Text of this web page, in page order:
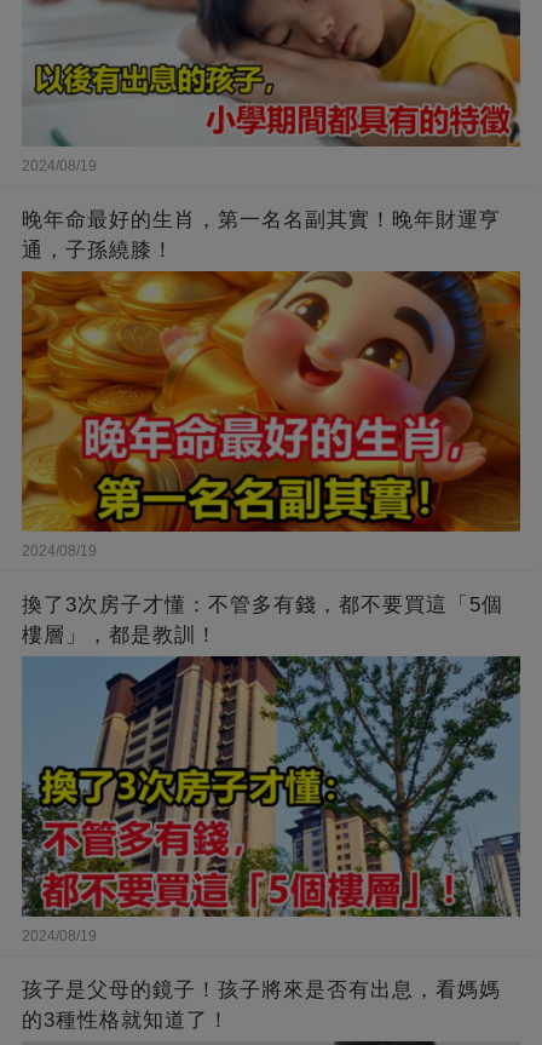
2024/08/19
晚年命最好的生肖，第一名名副其實！晚年財運亨
通，子孫繞膝！
2024/08/19
換了3次房子才懂：不管多有錢，都不要買這「5個
樓層」，都是教訓！
2024/08/19
孩子是父母的鏡子！孩子將來是否有出息，看媽媽
的3種性格就知道了！